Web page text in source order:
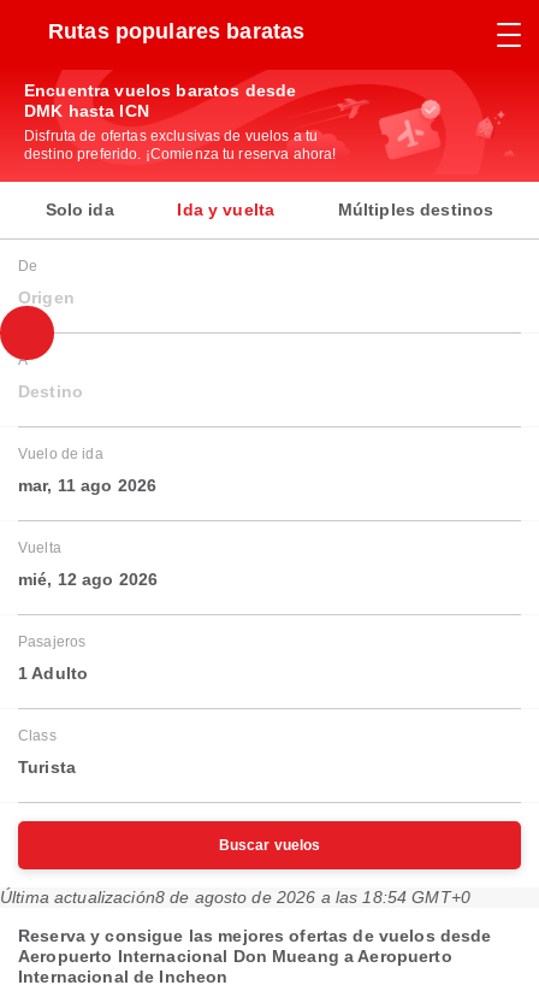
Rutas populares baratas
Encuentra vuelos baratos desde
DMK hasta ICN
Disfruta de ofertas exclusivas de vuelos a tu
destino preferido. ¡Comienza tu reserva ahora!
Solo ida Ida y vuelta Múltiples destinos
De
Origen
A
Destino
Vuelo de ida
mar, 11 ago 2026
Vuelta
mié, 12 ago 2026
Pasajeros
1 Adulto
Class
Turista
Buscar vuelos
Última actualización8 de agosto de 2026 a las 18:54 GMT+0
Reserva y consigue las mejores ofertas de vuelos desde
Aeropuerto Internacional Don Mueang a Aeropuerto
Internacional de Incheon